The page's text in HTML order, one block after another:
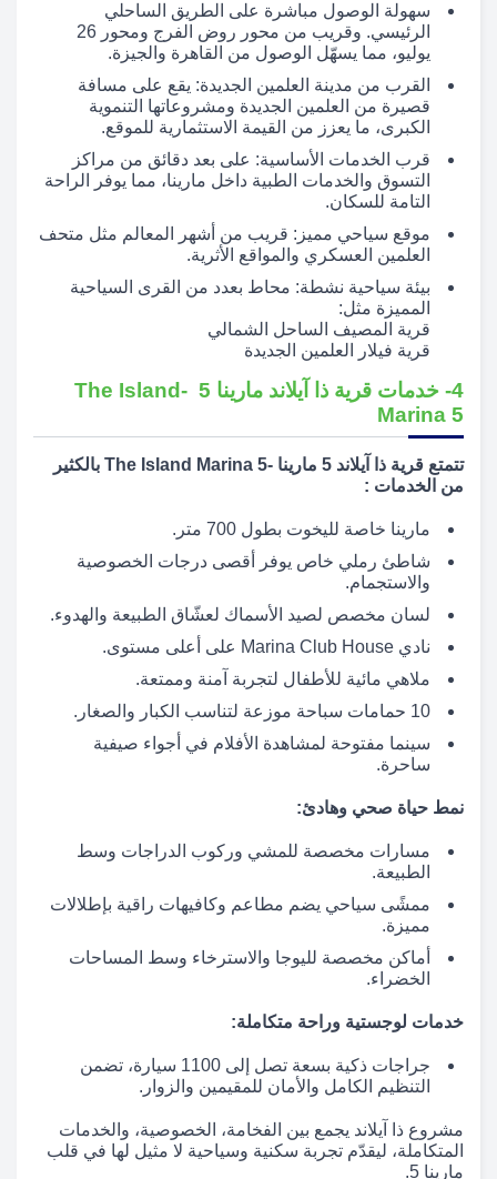
سهولة الوصول مباشرة على الطريق الساحلي
الرئيسي. وقريب من محور روض الفرج ومحور 26
يوليو، مما يسهّل الوصول من القاهرة والجيزة.
القرب من مدينة العلمين الجديدة: يقع على مسافة
قصيرة من العلمين الجديدة ومشروعاتها التنموية
الكبرى، ما يعزز من القيمة الاستثمارية للموقع.
قرب الخدمات الأساسية: على بعد دقائق من مراكز
التسوق والخدمات الطبية داخل مارينا، مما يوفر الراحة
التامة للسكان.
موقع سياحي مميز: قريب من أشهر المعالم مثل متحف
العلمين العسكري والمواقع الأثرية.
بيئة سياحية نشطة: محاط بعدد من القرى السياحية
المميزة مثل:
قرية المصيف الساحل الشمالي
قرية فيلار العلمين الجديدة
4- خدمات قرية ذا آيلاند مارينا 5 -The Island
Marina 5
تتمتع قرية ذا آيلاند 5 مارينا -The Island Marina 5 بالكثير
من الخدمات :
مارينا خاصة لليخوت بطول 700 متر.
شاطئ رملي خاص يوفر أقصى درجات الخصوصية
والاستجمام.
لسان مخصص لصيد الأسماك لعشّاق الطبيعة والهدوء.
نادي Marina Club House على أعلى مستوى.
ملاهي مائية للأطفال لتجربة آمنة وممتعة.
10 حمامات سباحة موزعة لتناسب الكبار والصغار.
سينما مفتوحة لمشاهدة الأفلام في أجواء صيفية
ساحرة.
نمط حياة صحي وهادئ:
مسارات مخصصة للمشي وركوب الدراجات وسط
الطبيعة.
ممشًى سياحي يضم مطاعم وكافيهات راقية بإطلالات
مميزة.
أماكن مخصصة لليوجا والاسترخاء وسط المساحات
الخضراء.
خدمات لوجستية وراحة متكاملة:
جراجات ذكية بسعة تصل إلى 1100 سيارة، تضمن
التنظيم الكامل والأمان للمقيمين والزوار.
مشروع ذا آيلاند يجمع بين الفخامة، الخصوصية، والخدمات
المتكاملة، ليقدّم تجربة سكنية وسياحية لا مثيل لها في قلب
مارينا 5.